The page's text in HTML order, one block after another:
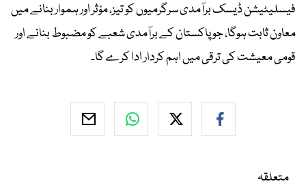
فیسلیٹیشن ڈیسک برآمدی سرگرمیوں کو تیز، مؤثر اور ہموار بنانے میں
معاون ثابت ہوگا، جو پاکستان کے برآمدی شعبے کو مضبوط بنانے اور
قومی معیشت کی ترقی میں اہم کردار ادا کرے گا۔
متعلقہ